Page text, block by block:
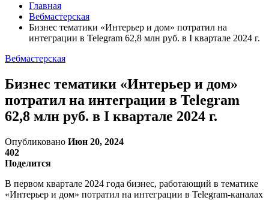
Главная
Вебмастерская
Бизнес тематики «Интерьер и дом» потратил на
интеграции в Telegram 62,8 млн руб. в I квартале 2024 г.
Вебмастерская
Бизнес тематики «Интерьер и дом»
потратил на интеграции в Telegram
62,8 млн руб. в I квартале 2024 г.
Опубликовано Июн 20, 2024
402
Поделится
В первом квартале 2024 года бизнес, работающий в тематике
«Интерьер и дом» потратил на интеграции в Telegram-каналах